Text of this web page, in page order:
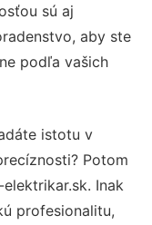
sú aj
aby ste
podľa vašich
istotu v
Potom
Inak
profesionalitu,